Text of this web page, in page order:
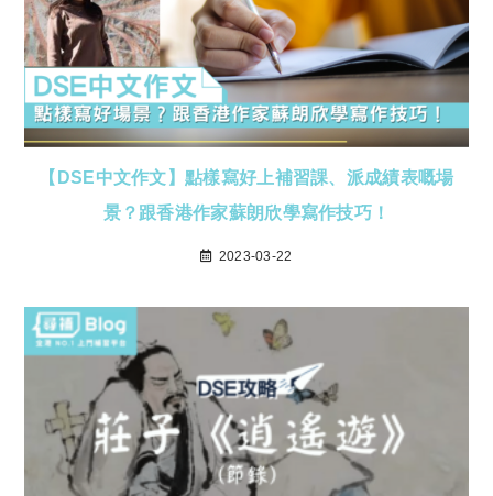
【DSE中文作文】點樣寫好上補習課、派成績表嘅場
景？跟香港作家蘇朗欣學寫作技巧！
2023-03-22